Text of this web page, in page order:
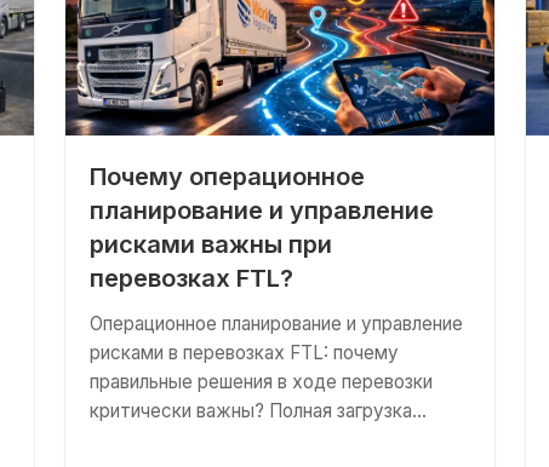
Почему операционное
планирование и управление
рисками важны при
перевозках FTL?
Операционное планирование и управление
рисками в перевозках FTL: почему
правильные решения в ходе перевозки
критически важны? Полная загрузка…